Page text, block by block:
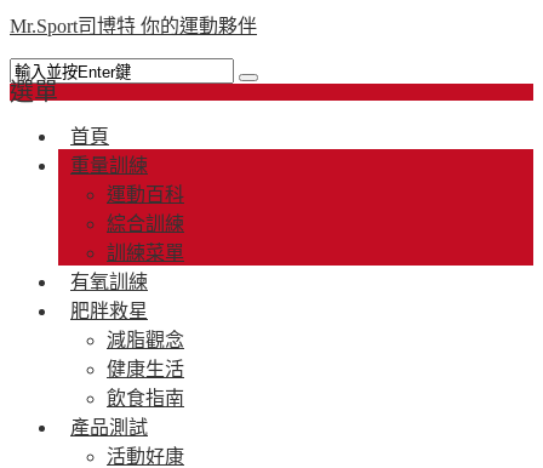
Mr.Sport司博特 你的運動夥伴
選單
首頁
重量訓練
運動百科
綜合訓練
訓練菜單
有氧訓練
肥胖救星
減脂觀念
健康生活
飲食指南
產品測試
活動好康